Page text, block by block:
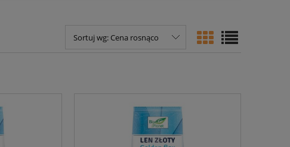
Sortuj wg: Cena rosnąco